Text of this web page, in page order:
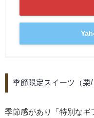
季節限定スイーツ（栗/
季節感があり「特別なギ